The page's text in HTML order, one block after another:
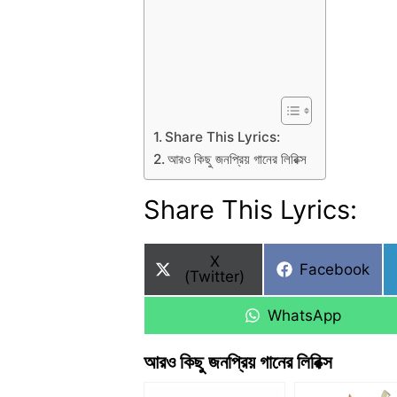
Share This Lyrics:
আরও কিছু জনপ্রিয় গানের লিরিক্স
Share This Lyrics:
Share
on
X
(Twitter)
Share
Facebook
Share
WhatsApp
আরও কিছু জনপ্রিয় গানের লিরিক্স